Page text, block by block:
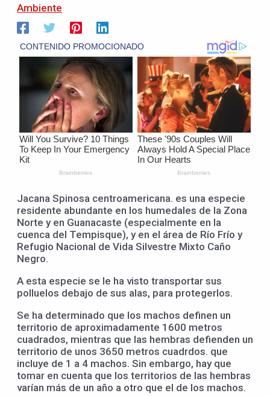
Ambiente
Jacana Spinosa centroamericana. es una especie
residente abundante en los humedales de la Zona
Norte y en Guanacaste (especialmente en la
cuenca del Tempisque), y en el área de Río Frío y
Refugio Nacional de Vida Silvestre Mixto Caño
Negro.
A esta especie se le ha visto transportar sus
polluelos debajo de sus alas, para protegerlos.
Se ha determinado que los machos definen un
territorio de aproximadamente 1600 metros
cuadrados, mientras que las hembras defienden un
territorio de unos 3650 metros cuadrdos. que
incluye de 1 a 4 machos. Sin embargo, hay que
tomar en cuenta que los territorios de las hembras
varían más de un año a otro que el de los machos.